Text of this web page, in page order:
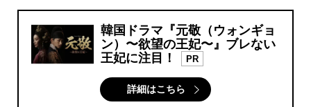
韓国ドラマ『元敬（ウォンギョ
ン）〜欲望の王妃〜』ブレない
王妃に注目！
PR
詳細はこちら